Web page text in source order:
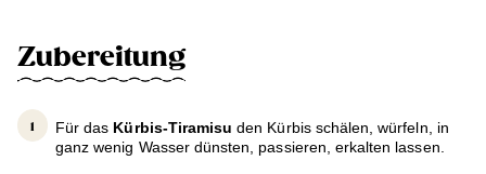
Zubereitung
Für das Kürbis-Tiramisu den Kürbis schälen, würfeln, in
ganz wenig Wasser dünsten, passieren, erkalten lassen.